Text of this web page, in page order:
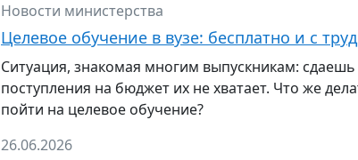
Новости министерства
Целевое обучение в вузе: бесплатно и с
Ситуация, знакомая многим выпускникам:
поступления на бюджет их не хватает. Что же
пойти на целевое обучение?
26.06.2026